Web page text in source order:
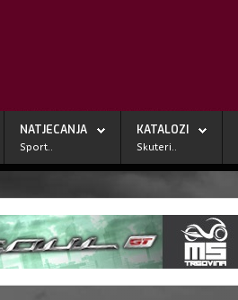
NATJECANJA
Sport..
KATALOZI
Skuteri..